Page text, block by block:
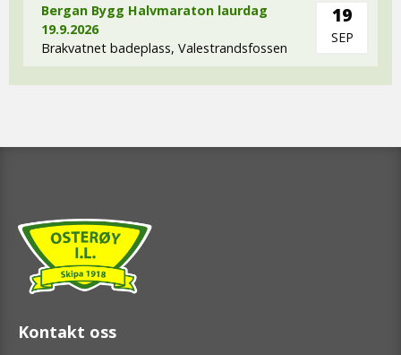
Bergan Bygg Halvmaraton laurdag
19.9.2026
Brakvatnet badeplass, Valestrandsfossen
19
SEP
Kontakt oss